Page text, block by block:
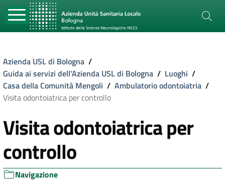
Azienda USL di Bologna /
Guida ai servizi dell'Azienda USL di Bologna / Luoghi /
Casa della Comunità Mengoli / Ambulatorio odontoiatria /
Visita odontoiatrica per controllo
Visita odontoiatrica per
controllo
Navigazione